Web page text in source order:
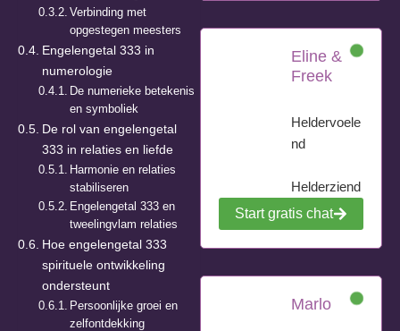
Verbinding met
opgestegen meesters
Engelengetal 333 in
numerologie
De numerieke betekenis
en symboliek
De rol van engelengetal
333 in relaties en liefde
Harmonie en relaties
stabiliseren
Engelengetal 333 en
tweelingvlam relaties
Hoe engelengetal 333
spirituele ontwikkeling
ondersteunt
Persoonlijke groei en
zelfontdekking
Eline &
Freek
Heldervoele
nd
Helderziend
Start gratis chat
Marlo